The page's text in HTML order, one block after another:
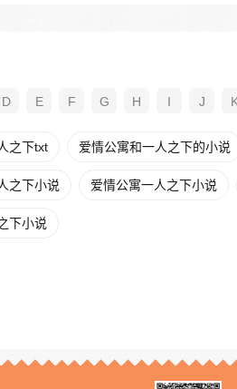
D E F G H I J
之下txt 爱情公寓和一人之下的小说
之下小说 爱情公寓一人之下小说
下小说